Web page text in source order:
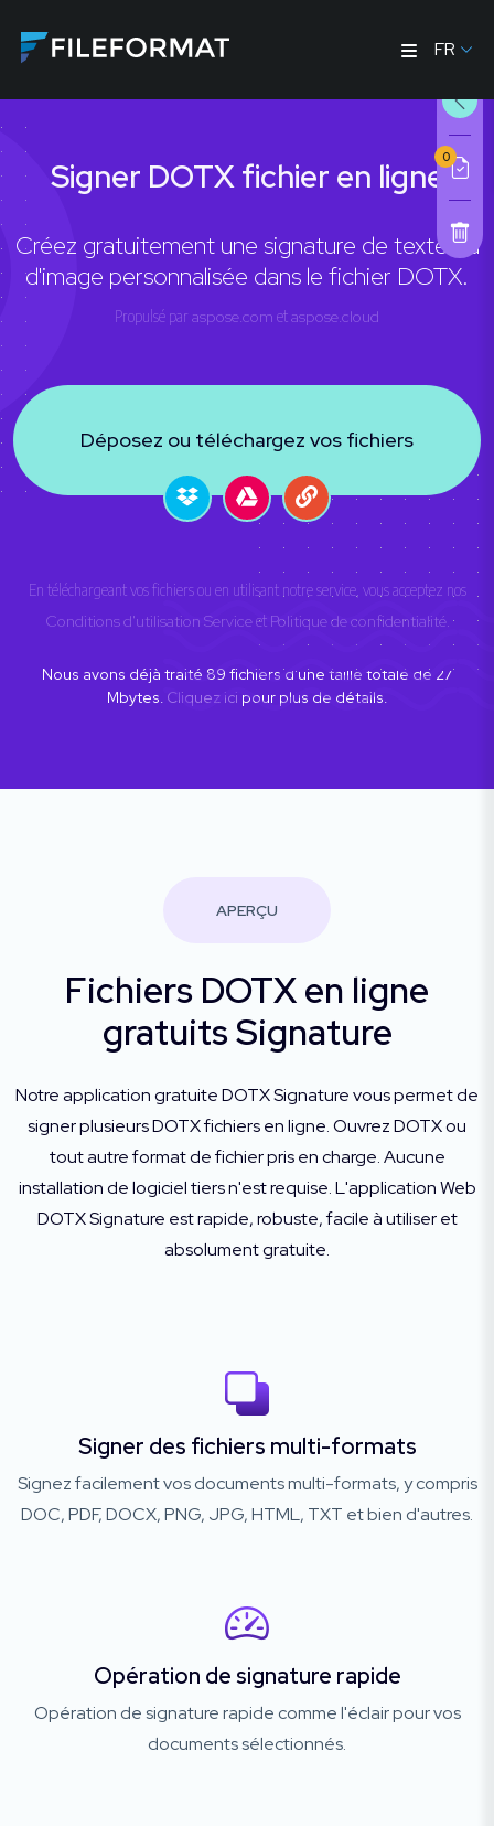
FR
0
Signer DOTX fichier en ligne
Créez gratuitement une signature de texte ou
d'image personnalisée dans le fichier DOTX.
Propulsé par aspose.com etaspose.cloud
Déposez ou téléchargez vos fichiers
En téléchargeant vos fichiers ou en utilisant notre service, vous acceptez nos
Conditions d'utilisation Serviceet Politique de confidentialité.
Nous avons déjà traité 89 fichiers d'une taille totale de 27
Mbytes. Cliquez ici pour plus de détails.
APERÇU
Fichiers DOTX en ligne
gratuits Signature
Notre application gratuite DOTX Signature vous permet de
signer plusieurs DOTX fichiers en ligne. Ouvrez DOTX ou
tout autre format de fichier pris en charge. Aucune
installation de logiciel tiers n'est requise. L'application Web
DOTX Signature est rapide, robuste, facile à utiliser et
absolument gratuite.
Signer des fichiers multi-formats
Signez facilement vos documents multi-formats, y compris
DOC, PDF, DOCX, PNG, JPG, HTML, TXT et bien d'autres.
Opération de signature rapide
Opération de signature rapide comme l'éclair pour vos
documents sélectionnés.